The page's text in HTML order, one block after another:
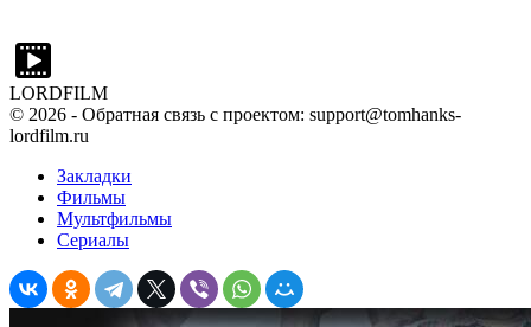
LORDFILM
© 2026 - Обратная связь с проектом: support@tomhanks-
lordfilm.ru
Закладки
Фильмы
Мультфильмы
Сериалы